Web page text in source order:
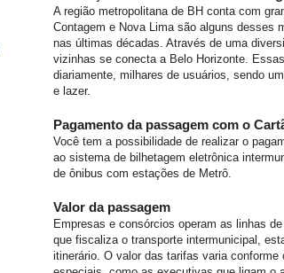
A região metropolitana de BH conta com
Contagem e Nova Lima são alguns desses
nas últimas décadas. Através de uma
vizinhas se conecta a Belo Horizonte.
diariamente, milhares de usuários, sendo
e lazer.
Pagamento da passagem com o
Você tem a possibilidade de realizar o
ao sistema de bilhetagem eletrônica
de ônibus com estações de Metrô.
Valor da passagem
Empresas e consórcios operam as linhas
que fiscaliza o transporte intermunicipal,
itinerário. O valor das tarifas varia